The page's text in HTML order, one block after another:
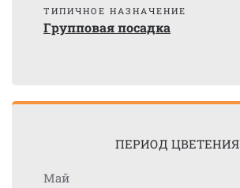
ТИПИЧНОЕ НАЗНАЧЕНИЕ
Групповая посадка
ПЕРИОД ЦВЕТЕНИЯ
Май